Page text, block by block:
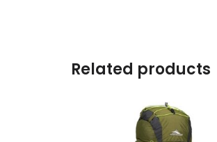
Related products